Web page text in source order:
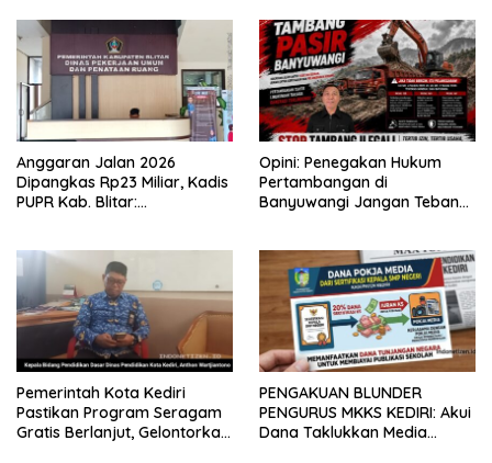
Anggaran Jalan 2026
Dipangkas Rp23 Miliar, Kadis
PUPR Kab. Blitar:
Opini: Penegakan Hukum
Pertambangan di
Banyuwangi Jangan Tebang
Pemerintah Kota Kediri
Pastikan Program Seragam
Gratis Berlanjut, Gelontorkan
PENGAKUAN BLUNDER
PENGURUS MKKS KEDIRI: Akui
Dana Taklukkan Media